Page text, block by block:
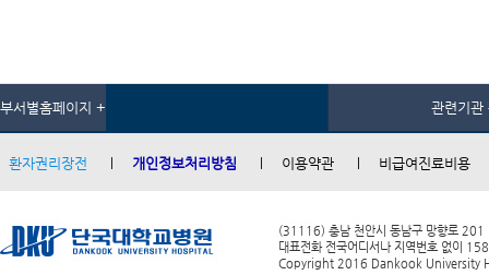
부서별홈페이지 + 관련기관
환자권리장전 개인정보처리방침 이용약관 비급여진료비용
(31116) 충남 천안시 동남구 망향로 201
대표전화 전국어디서나 지역번호 없이
Copyright 2016 Dankook University